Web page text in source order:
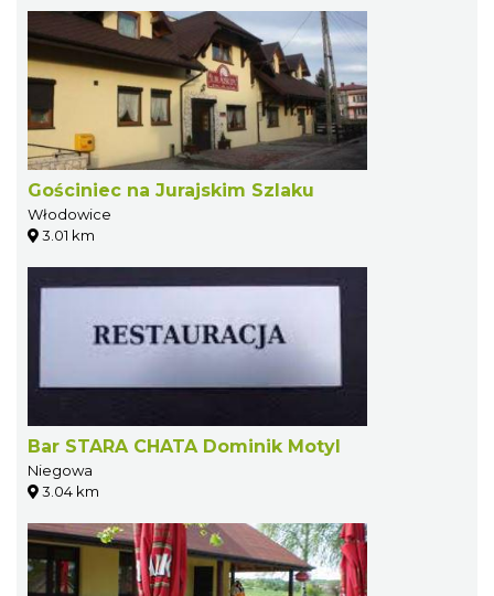
Gościniec na Jurajskim Szlaku
Włodowice
3.01 km
Bar STARA CHATA Dominik Motyl
Niegowa
3.04 km